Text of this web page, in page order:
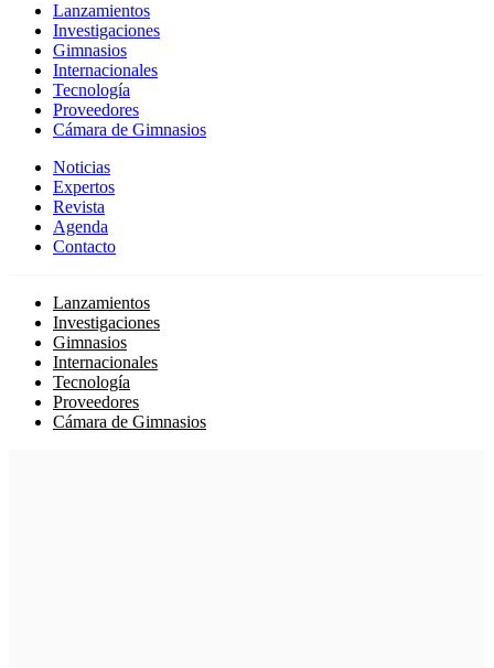
Lanzamientos
Investigaciones
Gimnasios
Internacionales
Tecnología
Proveedores
Cámara de Gimnasios
Noticias
Expertos
Revista
Agenda
Contacto
Lanzamientos
Investigaciones
Gimnasios
Internacionales
Tecnología
Proveedores
Cámara de Gimnasios